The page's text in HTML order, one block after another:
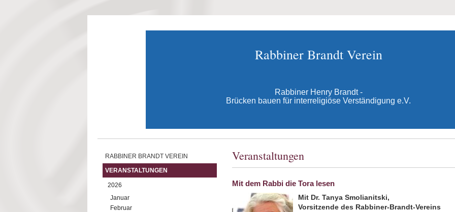
Rabbiner Brandt Verein
Rabbiner Henry Brandt -
Brücken bauen für interreligiöse Verständigung e.V.
RABBINER BRANDT VEREIN
VERANSTALTUNGEN
2026
Januar
Februar
Veranstaltungen
Mit dem Rabbi die Tora lesen
Mit Dr. Tanya Smolianitski,
Vorsitzende des Rabbiner-Brandt-Vereins